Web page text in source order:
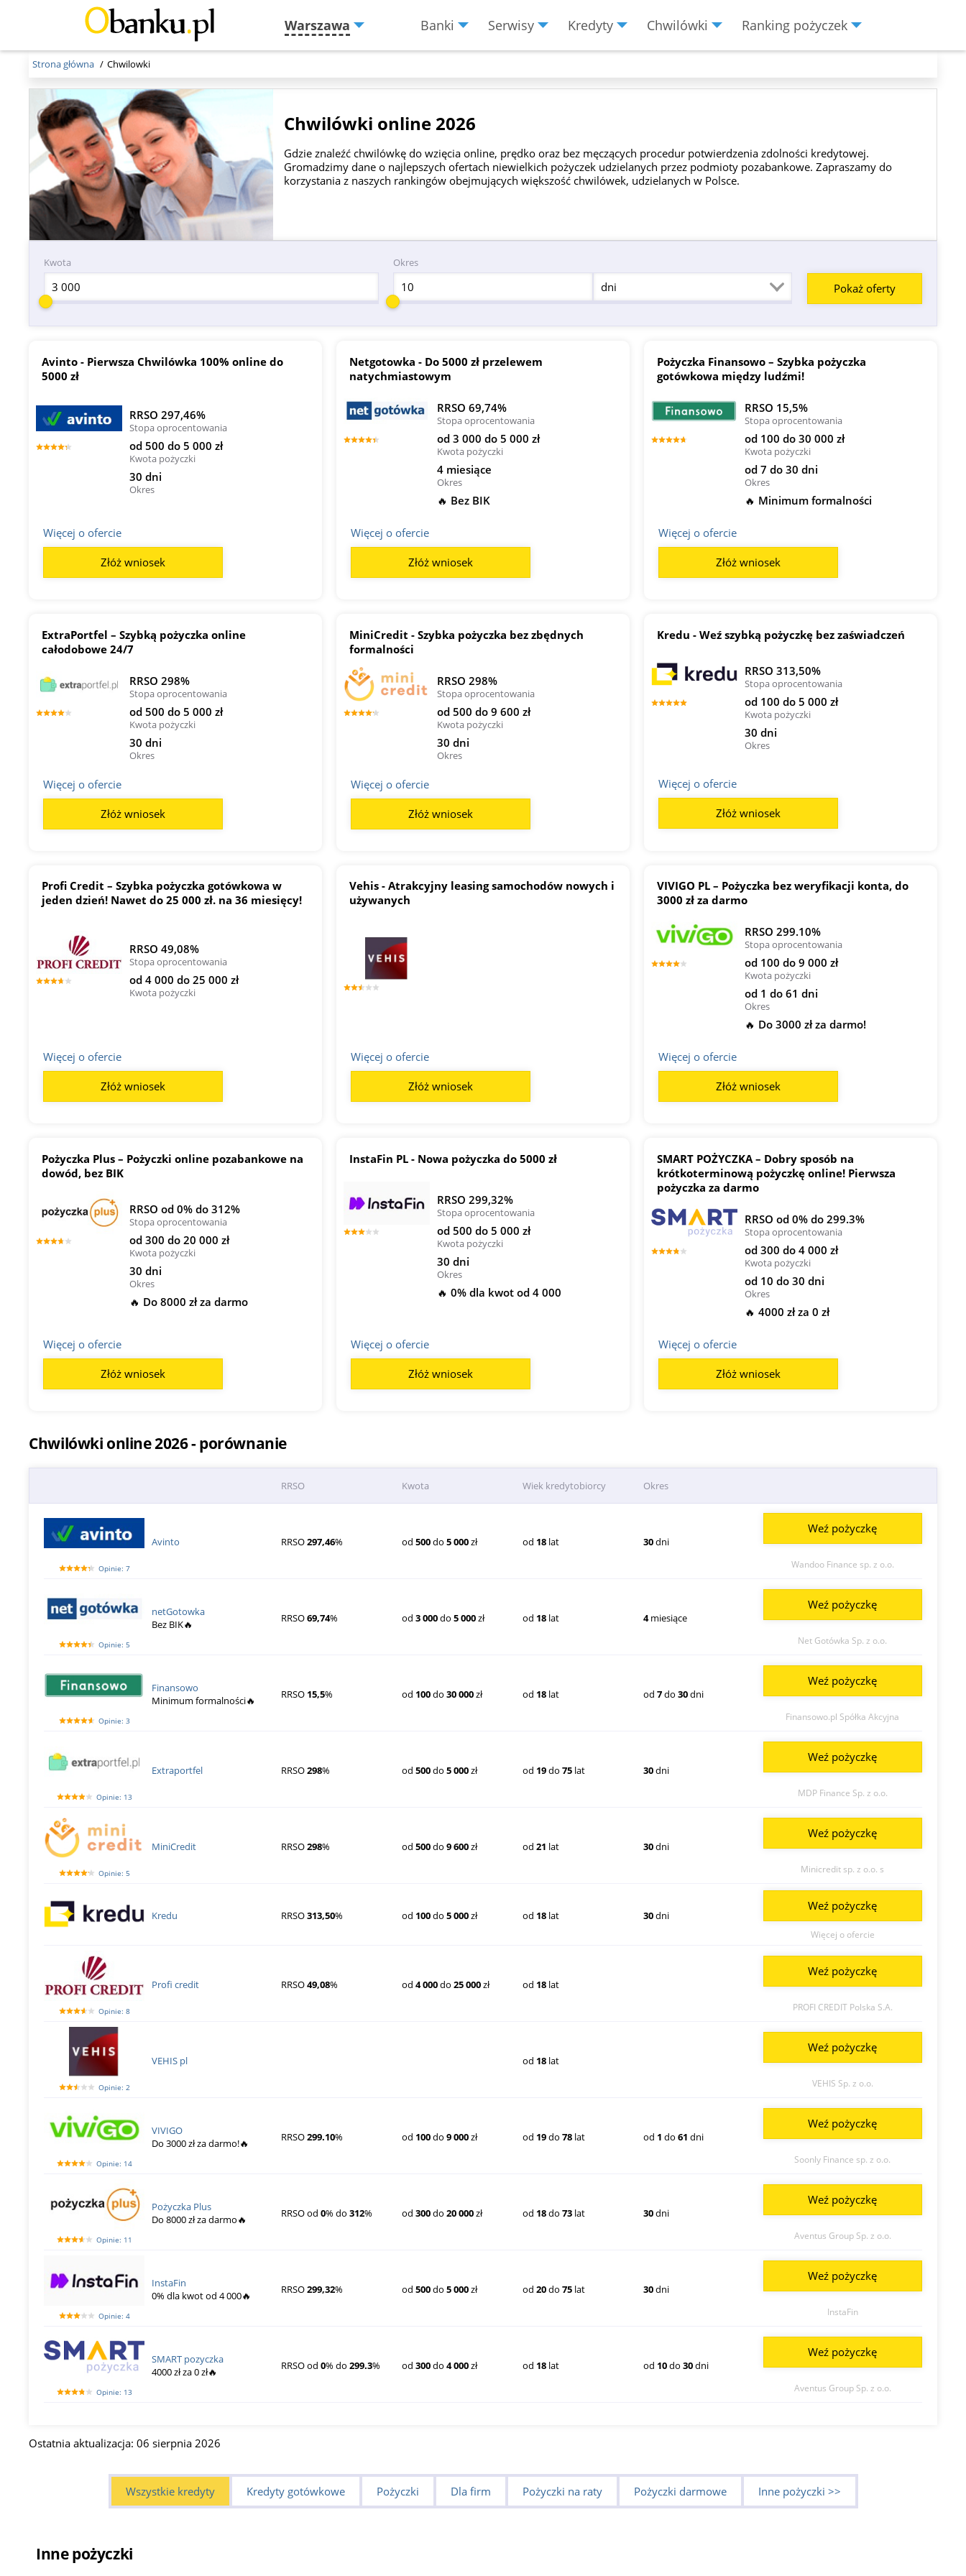
Warszawa Banki Serwisy Kredyty Chwilówki Ranking pożyczek
Menu
Strona główna Chwilowki
Chwilówki online 2026
Gdzie znaleźć chwilówkę do wzięcia online, prędko oraz bez męczących procedur potwierdzenia zdolności kredytowej.
Gromadzimy dane o najlepszych ofertach niewielkich pożyczek udzielanych przez podmioty pozabankowe. Zapraszamy do
korzystania z naszych rankingów obejmujących większość chwilówek, udzielanych w Polsce.
Kwota Okres
dni
Avinto - Pierwsza Chwilówka 100% online do
5000 zł
RRSO 297,46%
Stopa oprocentowania
od 500 do 5 000 zł
Kwota pożyczki
30 dni
Okres
Więcej o ofercie
Złóż wniosek
Netgotowka - Do 5000 zł przelewem
natychmiastowym
RRSO 69,74%
Stopa oprocentowania
od 3 000 do 5 000 zł
Kwota pożyczki
4 miesiące
Okres
🔥 Bez BIK
Więcej o ofercie
Złóż wniosek
Pożyczka Finansowo – Szybka pożyczka
gotówkowa między ludźmi!
RRSO 15,5%
Stopa oprocentowania
od 100 do 30 000 zł
Kwota pożyczki
od 7 do 30 dni
Okres
🔥 Minimum formalności
Więcej o ofercie
Złóż wniosek
ExtraPortfel – Szybką pożyczka online
całodobowe 24/7
RRSO 298%
Stopa oprocentowania
od 500 do 5 000 zł
Kwota pożyczki
30 dni
Okres
Więcej o ofercie
Złóż wniosek
MiniCredit - Szybka pożyczka bez zbędnych
formalności
RRSO 298%
Stopa oprocentowania
od 500 do 9 600 zł
Kwota pożyczki
30 dni
Okres
Więcej o ofercie
Złóż wniosek
Kredu - Weź szybką pożyczkę bez zaświadczeń
RRSO 313,50%
Stopa oprocentowania
od 100 do 5 000 zł
Kwota pożyczki
30 dni
Okres
Więcej o ofercie
Złóż wniosek
Profi Credit – Szybka pożyczka gotówkowa w
jeden dzień! Nawet do 25 000 zł. na 36 miesięcy!
RRSO 49,08%
Stopa oprocentowania
od 4 000 do 25 000 zł
Kwota pożyczki
Więcej o ofercie
Złóż wniosek
Vehis - Atrakcyjny leasing samochodów nowych i
używanych
Więcej o ofercie
Złóż wniosek
VIVIGO PL – Pożyczka bez weryfikacji konta, do
3000 zł za darmo
RRSO 299.10%
Stopa oprocentowania
od 100 do 9 000 zł
Kwota pożyczki
od 1 do 61 dni
Okres
🔥 Do 3000 zł za darmo!
Więcej o ofercie
Złóż wniosek
Pożyczka Plus – Pożyczki online pozabankowe na
dowód, bez BIK
RRSO od 0% do 312%
Stopa oprocentowania
od 300 do 20 000 zł
Kwota pożyczki
30 dni
Okres
🔥 Do 8000 zł za darmo
Więcej o ofercie
Złóż wniosek
InstaFin PL - Nowa pożyczka do 5000 zł
RRSO 299,32%
Stopa oprocentowania
od 500 do 5 000 zł
Kwota pożyczki
30 dni
Okres
🔥 0% dla kwot od 4 000
Więcej o ofercie
Złóż wniosek
SMART POŻYCZKA – Dobry sposób na
krótkoterminową pożyczkę online! Pierwsza
pożyczka za darmo
RRSO od 0% do 299.3%
Stopa oprocentowania
od 300 do 4 000 zł
Kwota pożyczki
od 10 do 30 dni
Okres
🔥 4000 zł za 0 zł
Więcej o ofercie
Złóż wniosek
Chwilówki online 2026 - porównanie
RRSO Kwota Wiek kredytobiorcy Okres
Opinie: 7
Avinto RRSO297,46% od500do5 000zł od 18lat 30dni
Wandoo Finance sp. z o.o.
Weź pożyczkę
Opinie: 5
netGotowka
Bez BIK🔥
RRSO69,74% od3 000do5 000zł od 18lat 4miesiące
Net Gotówka Sp. z o.o.
Weź pożyczkę
Opinie: 3
Finansowo
Minimum formalności🔥
RRSO 15,5% od 100do30 000zł od 18lat od 7do 30dni
Finansowo.pl Spółka Akcyjna
Weź pożyczkę
Opinie: 13
Extraportfel RRSO298% od500do5 000zł od 19do 75lat 30dni
MDP Finance Sp. z o.o.
Weź pożyczkę
Opinie: 5
MiniCredit RRSO298% od500do9 600zł od 21 lat 30dni
Minicredit sp. z o.o. s
Weź pożyczkę
Kredu RRSO313,50% od 100do5 000zł od 18lat 30dni
Więcej o ofercie
Weź pożyczkę
Opinie: 8
Profi credit RRSO49,08% od4 000do25 000zł od 18lat
PROFI CREDIT Polska S.A.
Weź pożyczkę
Opinie: 2
VEHIS pl od 18lat
VEHIS Sp. z o.o.
Weź pożyczkę
Opinie: 14
VIVIGO
Do 3000 zł za darmo!🔥
RRSO299.10% od 100do9 000zł od 19do 78lat od 1 do 61 dni
Soonly Finance sp. z o.o.
Weź pożyczkę
Opinie: 11
Pożyczka Plus
Do 8000 zł za darmo🔥
RRSO od0% do312% od300do20 000zł od 18do 73lat 30dni
Aventus Group Sp. z o.o.
Weź pożyczkę
Opinie: 4
InstaFin
0% dla kwot od 4 000🔥
RRSO299,32% od500do5 000zł od 20do 75lat 30dni
InstaFin
Weź pożyczkę
Opinie: 13
SMART pozyczka
4000 zł za 0 zł🔥
RRSO od0% do299.3% od300do4 000zł od 18lat od 10do 30dni
Aventus Group Sp. z o.o.
Weź pożyczkę
Ostatnia aktualizacja: 06 sierpnia 2026
Wszystkie kredyty Kredyty gotówkowe Pożyczki Dla firm Pożyczki na raty Pożyczki darmowe Inne pożyczki >>
Inne pożyczki